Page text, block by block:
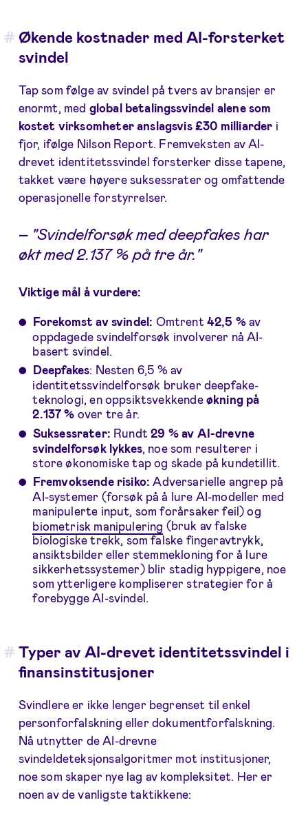
Økende kostnader med AI-forsterket
svindel
Tap som følge av svindel på tvers av bransjer er
enormt, med global betalingssvindel alene som
kostet virksomheter anslagsvis £30 milliarder i
fjor, ifølge Nilson Report. Fremveksten av AI-
drevet identitetssvindel forsterker disse tapene,
takket være høyere suksessrater og omfattende
operasjonelle forstyrrelser.
– "Svindelforsøk med deepfakes har
økt med 2.137 % på tre år."
Viktige mål å vurdere:
Forekomst av svindel: Omtrent 42,5 %av
oppdagede svindelforsøk involverer nå AI-
basert svindel.
Deepfakes: Nesten 6,5 % av
identitetssvindelforsøk bruker deepfake-
teknologi, en oppsiktsvekkende økning på
2.137 % over tre år.
Suksessrater: Rundt29 % av AI-drevne
svindelforsøk lykkes, noe som resulterer i
store økonomiske tap og skade på kundetillit.
Fremvoksende risiko:Adversarielle angrep på
AI-systemer (forsøk på å lure AI-modeller med
manipulerte input, som forårsaker feil) og
biometrisk manipulering (bruk av falske
biologiske trekk, som falske fingeravtrykk,
ansiktsbilder eller stemmekloning for å lure
sikkerhetssystemer) blir stadig hyppigere, noe
som ytterligere kompliserer strategier for å
forebygge AI-svindel.
Typer av AI-drevet identitetssvindel i
finansinstitusjoner
Svindlere er ikke lenger begrenset til enkel
personforfalskning eller dokumentforfalskning.
Nå utnytter de AI-drevne
svindeldeteksjonsalgoritmer mot institusjoner,
noe som skaper nye lag av kompleksitet. Her er
noen av de vanligste taktikkene: